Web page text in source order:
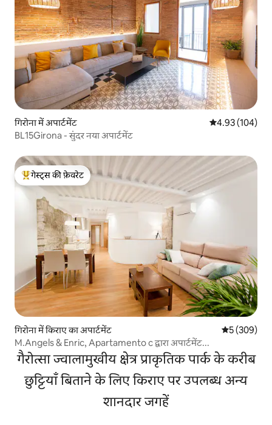
गिरोना में अपार्टमेंट औसत रेटिंग 5 में से
4.93 (104)
BL15Girona - सुंदर नया अपार्टमेंट
गेस्ट्स का टॉप फ़ेवरेट
गेस्ट्स की फ़ेवरेट
गिरोना में किराए का अपार्टमेंट औसत रेटिंग 5
5 (309)
M.Angels & Enric, Apartamento c द्वारा अपार्टमेंट...
गैरोत्सा ज्वालामुखीय क्षेत्र प्राकृतिक पार्क के करीब
छुट्टियाँ बिताने के लिए किराए पर उपलब्ध अन्य
शानदार जगहें